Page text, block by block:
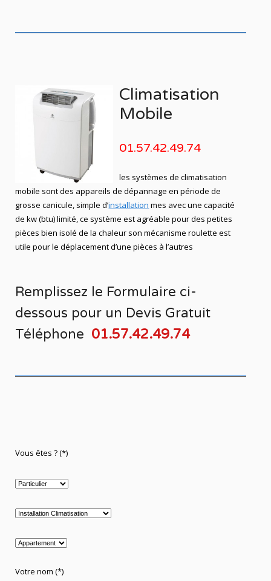
Climatisation
Mobile
01.57.42.49.74
les systèmes de climatisation
mobile sont des appareils de dépannage en période de
grosse canicule, simple d’installation mes avec une capacité
de kw (btu) limité, ce système est agréable pour des petites
pièces bien isolé de la chaleur son mécanisme roulette est
utile pour le déplacement d’une pièces à l’autres
Remplissez le Formulaire ci-
dessous pour un Devis Gratuit
Téléphone 01.57.42.49.74
Vous êtes ? (*)
Votre nom (*)